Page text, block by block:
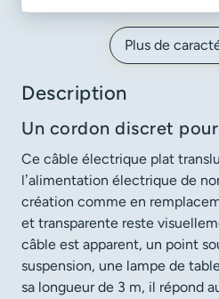
Plus de
Description
Un cordon discret
Ce câble électrique plat
l’alimentation électrique de
création comme en
et transparente reste
câble est apparent, un point
suspension, une lampe de
sa longueur de 3 m, il répond